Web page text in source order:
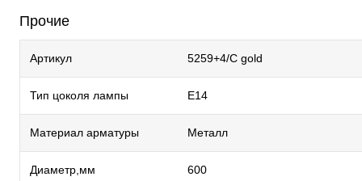
Прочие
Артикул 5259+4/C gold
Тип цоколя лампы E14
Материал арматуры Металл
Диаметр,мм 600